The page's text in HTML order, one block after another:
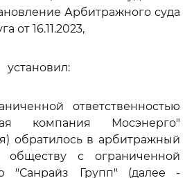
Арбитражного суда
от 16.11.2023,
установил:
ответственностью
компания Мосэнерго"
обратилось в арбитражный
с ограниченной
"Санрайз Групп" (далее -